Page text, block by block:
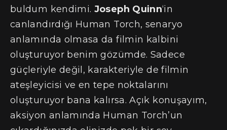
buldum kendimi. Joseph Quinn‘in
canlandırdığı Human Torch, senaryo
anlamında olmasa da filmin kalbini
oluşturuyor benim gözümde. Sadece
güçleriyle değil, karakteriyle de filmin
ateşleyicisi ve en tepe noktalarını
oluşturuyor bana kalırsa. Açık konuşayım,
aksiyon anlamında Human Torch’un